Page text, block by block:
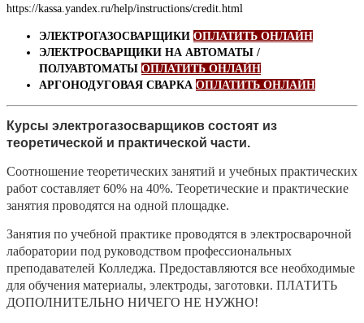
https://kassa.yandex.ru/help/instructions/credit.html
ЭЛЕКТРОГАЗОСВАРЩИКИ ОПЛАТИТЬ ОНЛАЙН
ЭЛЕКТРОСВАРЩИКИ НА АВТОМАТЫ /
ПОЛУАВТОМАТЫ ОПЛАТИТЬ ОНЛАЙН
АРГОНОДУГОВАЯ СВАРКА ОПЛАТИТЬ ОНЛАЙН
Курсы электрогазосварщиков состоят из
теоретической и практической части.
Соотношение теоретических занятий и учебных практических
работ составляет 60% на 40%. Теоретические и практические
занятия проводятся на одной площадке.
Занятия по учебной практике проводятся в электросварочной
лаборатории под руководством профессиональных
преподавателей Колледжа. Предоставляются все необходимые
для обучения материалы, электроды, заготовки. ПЛАТИТЬ
ДОПОЛНИТЕЛЬНО НИЧЕГО НЕ НУЖНО!